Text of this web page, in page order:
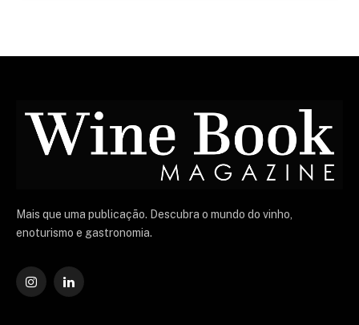
Mais que uma publicação. Descubra o mundo do vinho,
enoturismo e gastronomia.
Instagram
O